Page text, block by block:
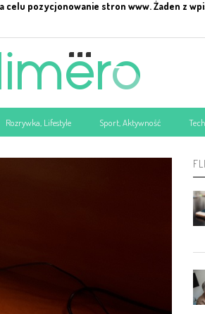
pozycjonowanie stron www. Żaden z
Rozrywka, Lifestyle Sport, Aktywność